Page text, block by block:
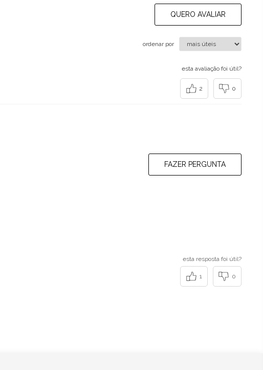
QUERO AVALIAR
ordenar por
esta avaliação foi útil?
2 0
FAZER PERGUNTA
esta resposta foi útil?
1 0